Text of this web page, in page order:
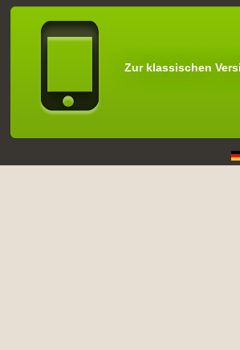
Zur klassischen